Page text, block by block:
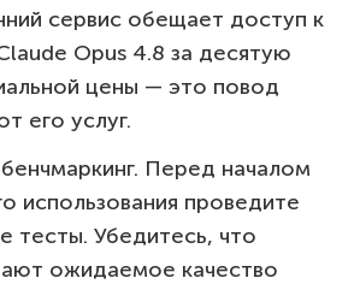
сервис обещает доступ к
Opus 4.8 за десятую
цены — это повод
его услуг.
Перед началом
использования проведите
тесты. Убедитесь, что
ожидаемое качество